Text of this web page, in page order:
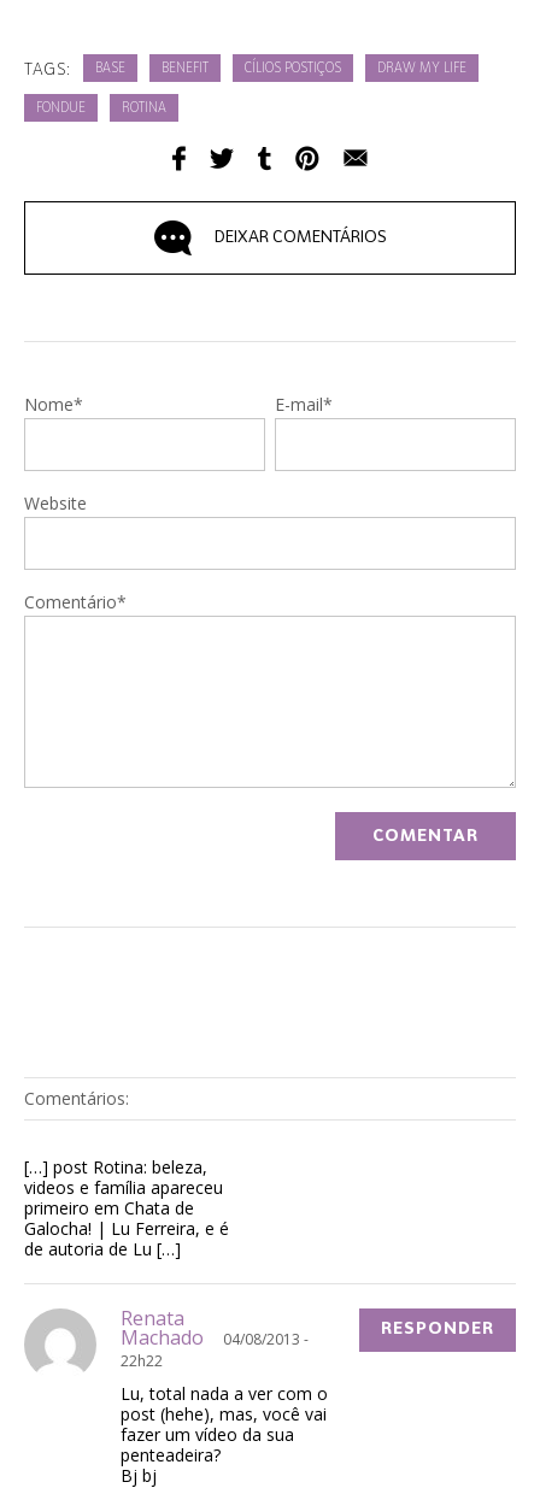
TAGS: BASE BENEFIT CÍLIOS POSTIÇOS DRAW MY LIFE
FONDUE ROTINA
DEIXAR COMENTÁRIOS
Nome* E-mail*
Website
Comentário*
Comentários:
[…] post Rotina: beleza,
videos e família apareceu
primeiro em Chata de
Galocha! | Lu Ferreira, e é
de autoria de Lu […]
Renata
Machado
04/08/2013 -
22h22
Lu, total nada a ver com o
post (hehe), mas, você vai
fazer um vídeo da sua
penteadeira?
Bj bj
RESPONDER